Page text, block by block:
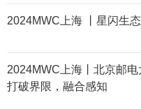
2024MWC上海 丨星闪生
2024MWC上海丨北京邮
打破界限，融合感知